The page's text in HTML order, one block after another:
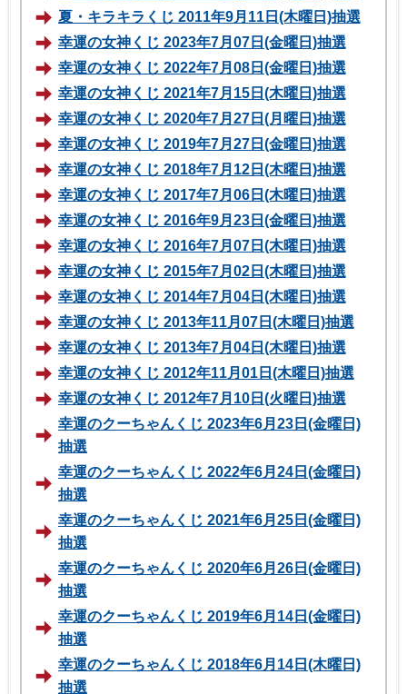
夏・キラキラくじ 2011年9月11日(木曜日)抽選
幸運の女神くじ 2023年7月07日(金曜日)抽選
幸運の女神くじ 2022年7月08日(金曜日)抽選
幸運の女神くじ 2021年7月15日(木曜日)抽選
幸運の女神くじ 2020年7月27日(月曜日)抽選
幸運の女神くじ 2019年7月27日(金曜日)抽選
幸運の女神くじ 2018年7月12日(木曜日)抽選
幸運の女神くじ 2017年7月06日(木曜日)抽選
幸運の女神くじ 2016年9月23日(金曜日)抽選
幸運の女神くじ 2016年7月07日(木曜日)抽選
幸運の女神くじ 2015年7月02日(木曜日)抽選
幸運の女神くじ 2014年7月04日(木曜日)抽選
幸運の女神くじ 2013年11月07日(木曜日)抽選
幸運の女神くじ 2013年7月04日(木曜日)抽選
幸運の女神くじ 2012年11月01日(木曜日)抽選
幸運の女神くじ 2012年7月10日(火曜日)抽選
幸運のクーちゃんくじ 2023年6月23日(金曜日)
抽選
幸運のクーちゃんくじ 2022年6月24日(金曜日)
抽選
幸運のクーちゃんくじ 2021年6月25日(金曜日)
抽選
幸運のクーちゃんくじ 2020年6月26日(金曜日)
抽選
幸運のクーちゃんくじ 2019年6月14日(金曜日)
抽選
幸運のクーちゃんくじ 2018年6月14日(木曜日)
抽選